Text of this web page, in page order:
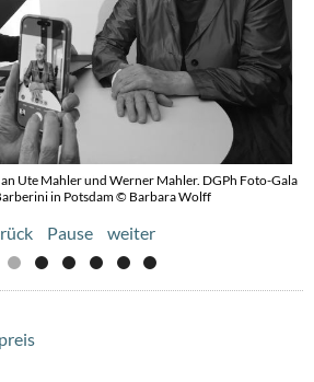
Ute Mahler und Werner Mahler. DGPh Foto-Gala
in Potsdam © Barbara Wolff
an Ute Mahler und Werner Mahler © Rosa
Pause weiter